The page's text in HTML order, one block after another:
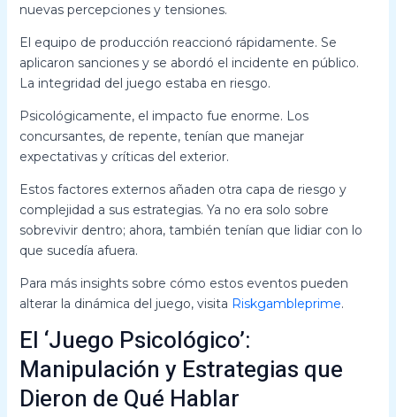
nuevas percepciones y tensiones.
El equipo de producción reaccionó rápidamente. Se
aplicaron sanciones y se abordó el incidente en público.
La integridad del juego estaba en riesgo.
Psicológicamente, el impacto fue enorme. Los
concursantes, de repente, tenían que manejar
expectativas y críticas del exterior.
Estos factores externos añaden otra capa de riesgo y
complejidad a sus estrategias. Ya no era solo sobre
sobrevivir dentro; ahora, también tenían que lidiar con lo
que sucedía afuera.
Para más insights sobre cómo estos eventos pueden
alterar la dinámica del juego, visita Riskgambleprime.
El ‘Juego Psicológico’:
Manipulación y Estrategias que
Dieron de Qué Hablar